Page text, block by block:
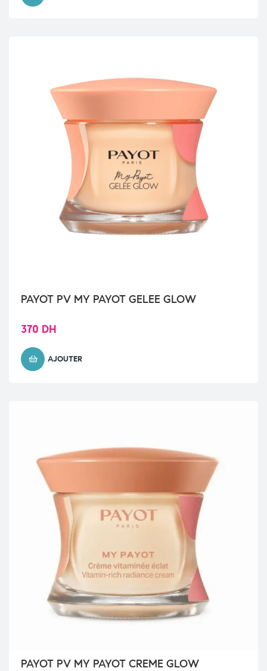
PAYOT PV MY PAYOT GELEE GLOW
370 DH
AJOUTER
PAYOT PV MY PAYOT CREME GLOW